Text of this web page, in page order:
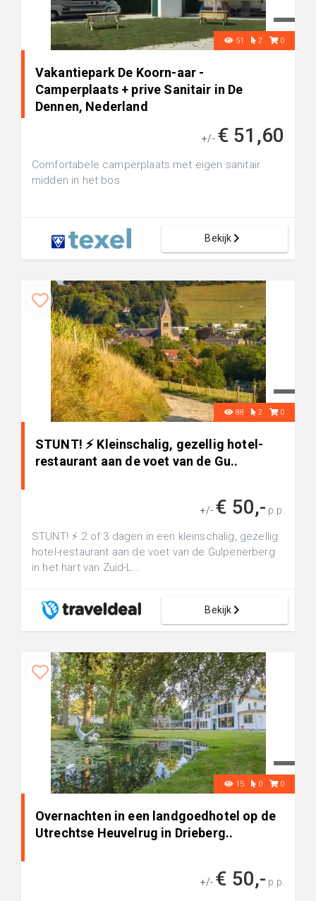
51 2 0
Vakantiepark De Koorn-aar -
Camperplaats + prive Sanitair in De
Dennen, Nederland
+/- € 51,60
Comfortabele camperplaats met eigen sanitair
midden in het bos
Bekijk
88 2 0
STUNT! ⚡ Kleinschalig, gezellig hotel-
restaurant aan de voet van de Gu..
+/- € 50,- p.p.
STUNT! ⚡ 2 of 3 dagen in een kleinschalig, gezellig
hotel-restaurant aan de voet van de Gulpenerberg
in het hart van Zuid-L...
Bekijk
15 0 0
Overnachten in een landgoedhotel op de
Utrechtse Heuvelrug in Drieberg..
+/- € 50,- p.p.